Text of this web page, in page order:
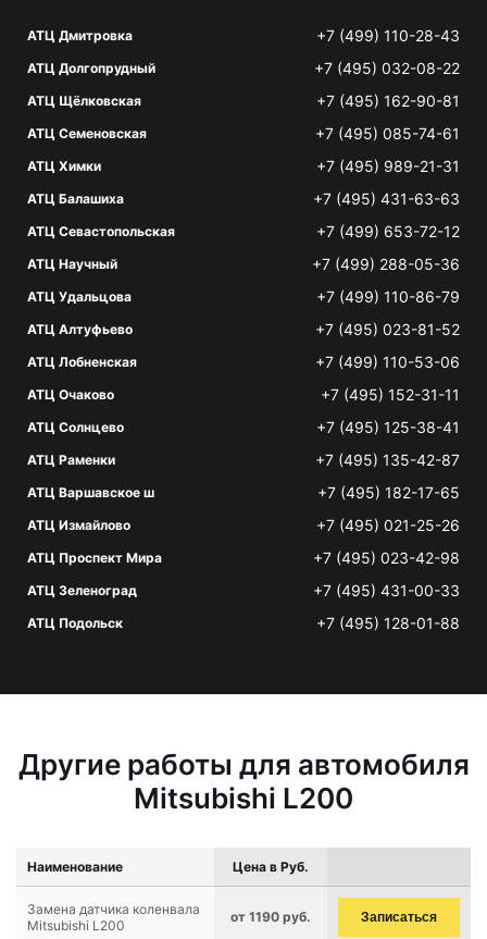
АТЦ Дмитровка +7 (499) 110-28-43
АТЦ Долгопрудный +7 (495) 032-08-22
АТЦ Щёлковская +7 (495) 162-90-81
АТЦ Семеновская +7 (495) 085-74-61
АТЦ Химки +7 (495) 989-21-31
АТЦ Балашиха +7 (495) 431-63-63
АТЦ Севастопольская +7 (499) 653-72-12
АТЦ Научный +7 (499) 288-05-36
АТЦ Удальцова +7 (499) 110-86-79
АТЦ Алтуфьево +7 (495) 023-81-52
АТЦ Лобненская +7 (499) 110-53-06
АТЦ Очаково +7 (495) 152-31-11
АТЦ Солнцево +7 (495) 125-38-41
АТЦ Раменки +7 (495) 135-42-87
АТЦ Варшавское ш +7 (495) 182-17-65
АТЦ Измайлово +7 (495) 021-25-26
АТЦ Проспект Мира +7 (495) 023-42-98
АТЦ Зеленоград +7 (495) 431-00-33
АТЦ Подольск +7 (495) 128-01-88
Другие работы для автомобиля
Mitsubishi L200
Наименование Цена в Руб.
Замена датчика коленвала
Mitsubishi L200
от 1190 руб. Записаться